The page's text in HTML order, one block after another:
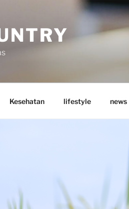
Kesehatan lifestyle news